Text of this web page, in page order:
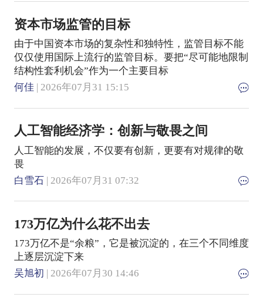
资本市场监管的目标
由于中国资本市场的复杂性和独特性，监管目标不能
仅仅使用国际上流行的监管目标。要把“尽可能地限制
结构性套利机会”作为一个主要目标
何佳 | 2026年07月31 15:15
人工智能经济学：创新与敬畏之间
人工智能的发展，不仅要有创新，更要有对规律的敬
畏
白雪石| 2026年07月31 07:32
173万亿为什么花不出去
173万亿不是“余粮”，它是被沉淀的，在三个不同维度
上逐层沉淀下来
吴旭初 | 2026年07月30 14:46